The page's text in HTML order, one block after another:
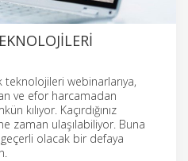
teknolojileri webinarlarıya,
ve efor harcamadan
kılıyor. Kaçırdığınız
zaman ulaşılabiliyor. Buna
olacak bir defaya